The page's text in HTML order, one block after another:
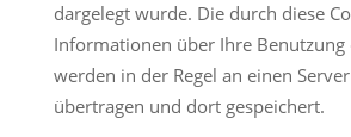
dargelegt wurde. Die durch diese
Informationen über Ihre Benutzung
werden in der Regel an einen
übertragen und dort gespeichert.